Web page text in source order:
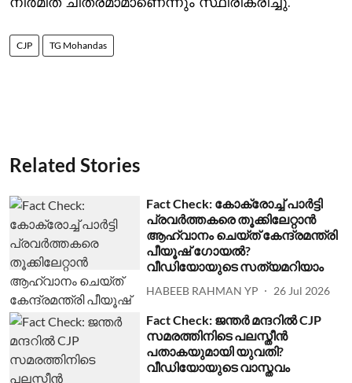
CJP TG Mohandas
Related Stories
Fact Check: കോക്രോച്ച് പാര്‍ട്ടി
പ്രവര്‍ത്തകരെ തൂക്കിലേറ്റാന്‍
ആഹ്വാനം ചെയ്ത് കേന്ദ്രമന്ത്രി
പീയൂഷ് ഗോയല്‍?
വീഡിയോയുടെ സത്യമറിയാം
HABEEB RAHMAN YP 26 Jul 2026
Fact Check: ജന്തര്‍ മന്ദറില്‍ CJP
സമരത്തിനിടെ പലസ്തീന്‍
പതാകയുമായി യുവതി?
വീഡിയോയുടെ വാസ്തവം